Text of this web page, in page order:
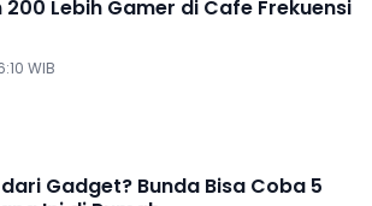
200 Lebih Gamer di Cafe Frekuensi
WIB
Gadget? Bunda Bisa Coba 5